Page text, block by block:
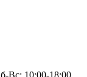
Вс: 10:00-18:00